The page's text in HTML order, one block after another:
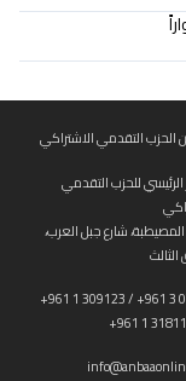
الحزب التقدمي الاشتراكي
الرئيسي للحزب التقدمي
شارع جبل العرب،
+961 1 309123 / +961 3
+961 1